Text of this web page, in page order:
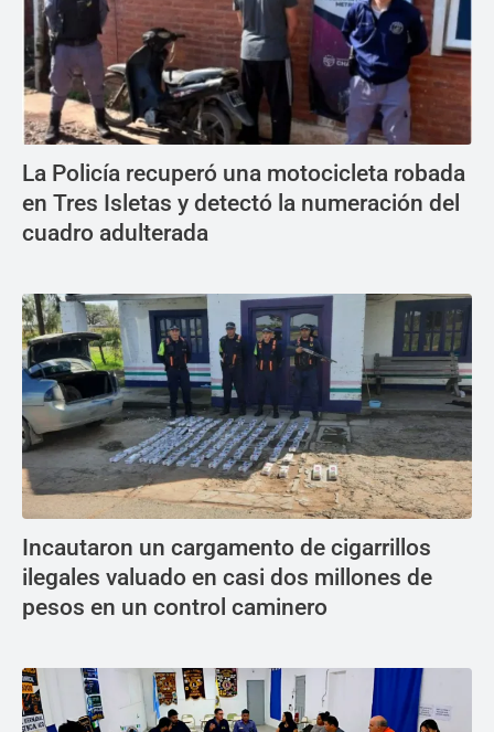
La Policía recuperó una motocicleta robada
en Tres Isletas y detectó la numeración del
cuadro adulterada
Incautaron un cargamento de cigarrillos
ilegales valuado en casi dos millones de
pesos en un control caminero